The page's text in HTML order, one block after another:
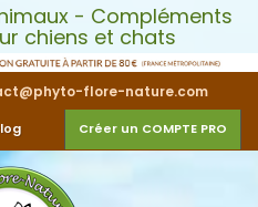
- Compléments
chiens et chats
flore-nature.com
Créer un COMPTE PRO